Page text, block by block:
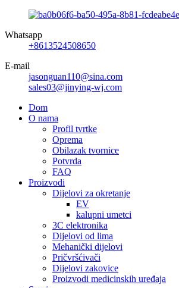
Whatsapp
+8613524508650
E-mail
jasonguan110@sina.com
sales03@jinying-wj.com
Dom
O nama
Profil tvrtke
Oprema
Obilazak tvornice
Potvrda
FAQ
Proizvodi
Dijelovi za okretanje
EV
kalupni umetci
3C elektronika
Dijelovi od lima
Mehanički dijelovi
Pričvršćivači
Dijelovi zakovice
Proizvodi medicinskih uređaja